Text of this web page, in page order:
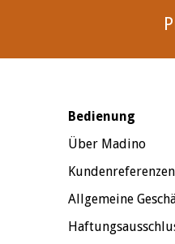
Bedienung
Über Madino
Kundenreferenzen
Allgemeine